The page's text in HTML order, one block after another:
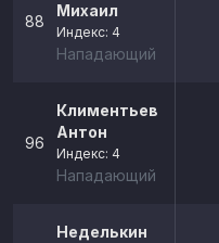
88
Михаил
Индекс: 4
Нападающий
96
Климентьев
Антон
Индекс: 4
Нападающий
Неделькин